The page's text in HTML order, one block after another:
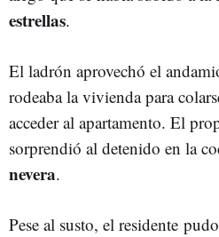
estrellas.
El ladrón aprovechó el
rodeaba la vivienda para
acceder al apartamento. El
sorprendió al detenido en la
nevera.
Pese al susto, el residente